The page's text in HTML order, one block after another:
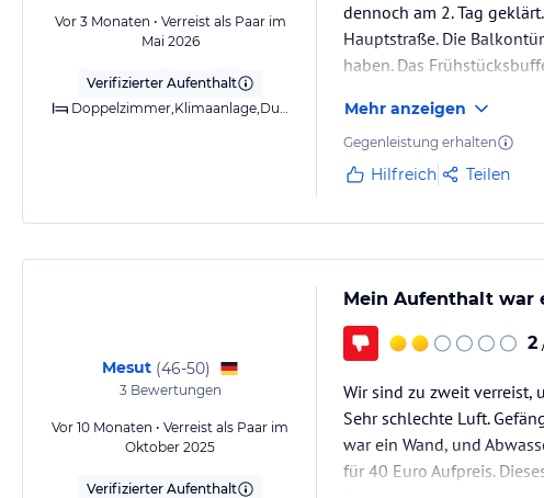
Vor 3 Monaten • Verreist als Paar im
Mai 2026
Verifizierter Aufenthalt
Doppelzimmer,Klimaanlage,Dusche
dennoch am 2. Tag
Hauptstraße. Die
haben. Das
Mehr anzeigen
Gegenleistung erhalten
Hilfreich Teilen
Mesut (46-50)
3Bewertungen
Vor 10 Monaten • Verreist als Paar im
Oktober 2025
Verifizierter Aufenthalt
Mein Aufenthalt war
2
Wir sind zu zweit verreist,
Sehr schlechte Luft.
war ein Wand, und
für 40 Euro Aufpreis.